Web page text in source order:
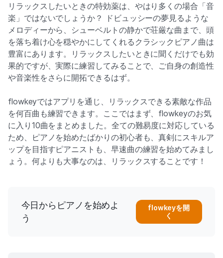
リラックスしたいときの特効薬は、やはり多くの場合「音
楽」ではないでしょうか？ ドビュッシーの夢見るような
メロディーから、シューベルトの静かで荘厳な曲まで、頭
を落ち着け心を穏やかにしてくれるクラシックピアノ曲は
豊富にあります。リラックスしたいときに聞くだけでも効
果的ですが、実際に練習してみることで、ご自身の創造性
や音楽性をさらに開拓できるはず。
flowkeyではアプリを通じ、リラックスできる素敵な作品
を何百曲も練習できます。ここではまず、flowkeyのお気
に入り10曲をまとめました。全ての難易度に対応している
ため、ピアノを始めたばかりの初心者も、真剣にスキルア
ップを目指すピアニストも、早速曲の練習を始めてみまし
ょう。何よりも大事なのは、リラックスすることです！
今日からピアノを始めよ
う
flowkeyを開
く